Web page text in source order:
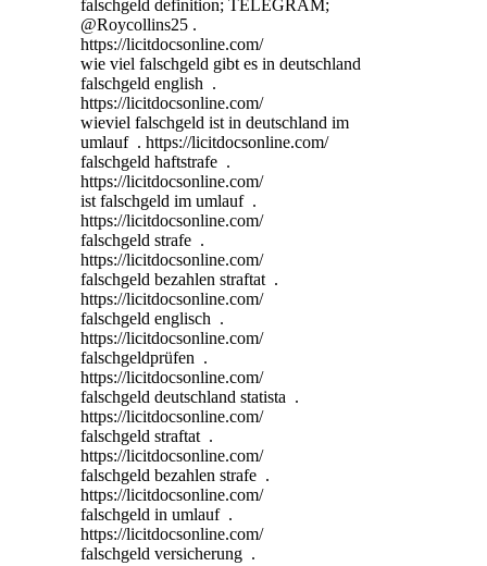
falschgeld definition; TELEGRAM;
@Roycollins25 .
https://licitdocsonline.com/
wie viel falschgeld gibt es in deutschland
falschgeld english .
https://licitdocsonline.com/
wieviel falschgeld ist in deutschland im
umlauf . https://licitdocsonline.com/
falschgeld haftstrafe .
https://licitdocsonline.com/
ist falschgeld im umlauf .
https://licitdocsonline.com/
falschgeld strafe .
https://licitdocsonline.com/
falschgeld bezahlen straftat .
https://licitdocsonline.com/
falschgeld englisch .
https://licitdocsonline.com/
falschgeldprüfen .
https://licitdocsonline.com/
falschgeld deutschland statista .
https://licitdocsonline.com/
falschgeld straftat .
https://licitdocsonline.com/
falschgeld bezahlen strafe .
https://licitdocsonline.com/
falschgeld in umlauf .
https://licitdocsonline.com/
falschgeld versicherung .